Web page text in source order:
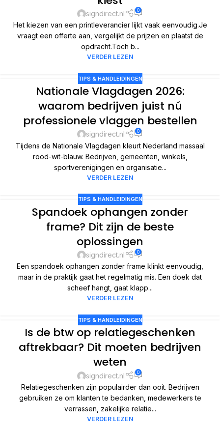
signdirect.nl 0
Het kiezen van een printleverancier lijkt vaak eenvoudig.Je
vraagt een offerte aan, vergelijkt de prijzen en plaatst de
opdracht.Toch b...
VERDER LEZEN
TIPS & HANDLEIDINGEN
Nationale Vlagdagen 2026:
waarom bedrijven juist nú
professionele vlaggen bestellen
signdirect.nl 0
Tijdens de Nationale Vlagdagen kleurt Nederland massaal
rood-wit-blauw. Bedrijven, gemeenten, winkels,
sportverenigingen en organisatie...
VERDER LEZEN
TIPS & HANDLEIDINGEN
Spandoek ophangen zonder
frame? Dit zijn de beste
oplossingen
signdirect.nl 0
Een spandoek ophangen zonder frame klinkt eenvoudig,
maar in de praktijk gaat het regelmatig mis. Een doek dat
scheef hangt, gaat klapp...
VERDER LEZEN
TIPS & HANDLEIDINGEN
Is de btw op relatiegeschenken
aftrekbaar? Dit moeten bedrijven
weten
signdirect.nl 0
Relatiegeschenken zijn populairder dan ooit. Bedrijven
gebruiken ze om klanten te bedanken, medewerkers te
verrassen, zakelijke relatie...
VERDER LEZEN